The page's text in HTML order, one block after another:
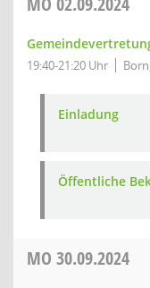
19:40-21:20 Uhr
Einladung
Öffentliche
MO 30.09.2024